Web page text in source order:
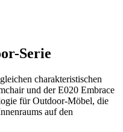
Serie
charakteristischen
und der E020 Embrace
für Outdoor-Möbel, die
auf den